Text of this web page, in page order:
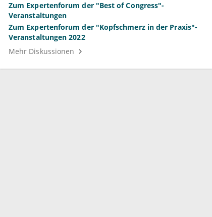
Zum Expertenforum der "Best of Congress"-
Veranstaltungen
Zum Expertenforum der "Kopfschmerz in der Praxis"-
Veranstaltungen 2022
Mehr Diskussionen